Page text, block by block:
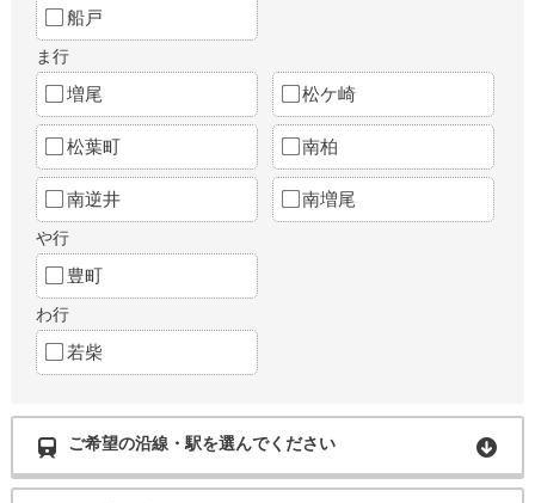
船戸
ま行
増尾 松ケ崎
松葉町 南柏
南逆井 南増尾
や行
豊町
わ行
若柴
ご希望の沿線・駅を選んでください